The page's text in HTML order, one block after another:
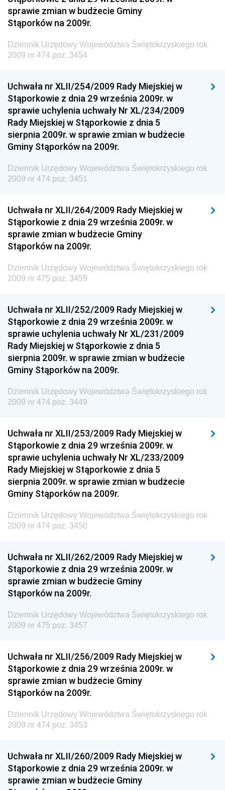
Dziennik Urzędowy Ministra Rozwoju
Dziennik Urzędowy Ministra Infrastruktury i
Dziennik Urzędowy Ministra Gospodarki Morskiej i
Żeglugi Śródlądowej
Dziennik Urzędowy Ministra Finansów
Dziennik Urzędowy Ministra Sprawiedliwości
Dziennik Urzędowy Ministra Rozwoju i Finansów
Dziennik Urzędowy Wyższego Urzędu Górniczego
Dziennik Urzędowy Prezesa Urzędu Transportu
Kolejowego
Technologii
Dziennik Urzędowy Ministra Inwestycji i Rozwoju
Dziennik Urzędowy Naczelnego Dyrektora Archiwów
Państwowych
Dziennik Urzędowy Ministra Finansów, Inwestycji i
Rozwoju
Dziennik Urzędowy Ministra Sportu
Dziennik Urzędowy Ministra Funduszy i Polityki
Regionalnej
Dziennik Urzędowy Ministra Aktywów Państwowych
Dziennik Urzędowy Ministra Zdrowia
Dziennik Urzędowy Ministra Środowiska i Głównego
Inspektora Ochrony Środowiska
Dziennik Urzędowy Ministerstwa Kultury, Dziedzictwa
Narodowego i Sportu
Dziennik Urzędowy Ministra Finansów, Funduszy i
Polityki Regionalnej
Dziennik Urzędowy Ministra Rozwoju, Pracy i
Technologii
Dziennik Urzędowy Ministra Kultury, Dziedzictwa
Dziennik Urzędowy Ministra Rodziny i Polityki
Społecznej
Dziennik Urzędowy Komendy Głównej Straży
Granicznej
Dziennik Urzędowy Głównego Inspektoratu Transportu
Drogowego
Dziennik Urzędowy Komendy Głównej Policji
Dziennik Urzędowy Ministra Pracy i Polityki
Społecznej
Dziennik Urzędowy Ministra Transportu, Budownictwa
i Gospodarki Morskiej
Dziennik Urzędowy Ministra Spraw Zagranicznych
Dziennik Urzędowy Centralnego Biura
Antykorupcyjnego
sprawie zmian w budżecie Gminy
Stąporków na 2009r.
Dziennik Urzędowy Województwa Świętokrzyskiego rok
2009 nr 474 poz. 3454
Uchwała nr XLII/254/2009 Rady Miejskiej w
Stąporkowie z dnia 29 września 2009r. w
sprawie uchylenia uchwały Nr XL/234/2009
Rady Miejskiej w Stąporkowie z dnia 5
sierpnia 2009r. w sprawie zmian w budżecie
Gminy Stąporków na 2009r.
Dziennik Urzędowy Województwa Świętokrzyskiego rok
2009 nr 474 poz. 3451
Uchwała nr XLII/264/2009 Rady Miejskiej w
Stąporkowie z dnia 29 września 2009r. w
sprawie zmian w budżecie Gminy
Stąporków na 2009r.
Dziennik Urzędowy Województwa Świętokrzyskiego rok
2009 nr 475 poz. 3459
Uchwała nr XLII/252/2009 Rady Miejskiej w
Stąporkowie z dnia 29 września 2009r. w
sprawie uchylenia uchwały Nr XL/231/2009
Rady Miejskiej w Stąporkowie z dnia 5
sierpnia 2009r. w sprawie zmian w budżecie
Gminy Stąporków na 2009r.
Dziennik Urzędowy Województwa Świętokrzyskiego rok
2009 nr 474 poz. 3449
Uchwała nr XLII/253/2009 Rady Miejskiej w
Stąporkowie z dnia 29 września 2009r. w
sprawie uchylenia uchwały Nr XL/233/2009
Rady Miejskiej w Stąporkowie z dnia 5
sierpnia 2009r. w sprawie zmian w budżecie
Gminy Stąporków na 2009r.
Dziennik Urzędowy Województwa Świętokrzyskiego rok
2009 nr 474 poz. 3450
Uchwała nr XLII/262/2009 Rady Miejskiej w
Stąporkowie z dnia 29 września 2009r. w
sprawie zmian w budżecie Gminy
Stąporków na 2009r.
Dziennik Urzędowy Województwa Świętokrzyskiego rok
2009 nr 475 poz. 3457
Uchwała nr XLII/256/2009 Rady Miejskiej w
Stąporkowie z dnia 29 września 2009r. w
sprawie zmian w budżecie Gminy
Stąporków na 2009r.
Dziennik Urzędowy Województwa Świętokrzyskiego rok
2009 nr 474 poz. 3453
Uchwała nr XLII/260/2009 Rady Miejskiej w
Stąporkowie z dnia 29 września 2009r. w
sprawie zmian w budżecie Gminy